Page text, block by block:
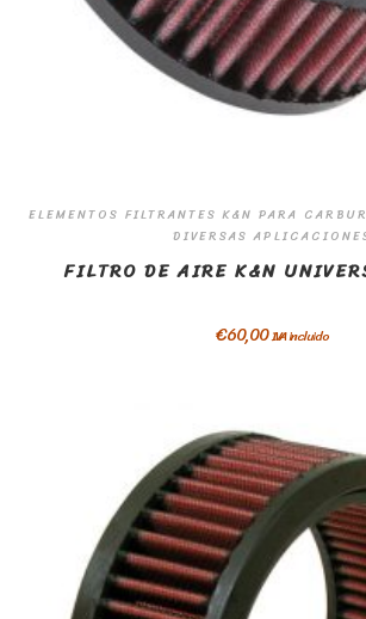
ELEMENTOS FILTRANTES K&N PARA
DIVERSAS
FILTRO DE AIRE K&N
€60,00IVA incluido